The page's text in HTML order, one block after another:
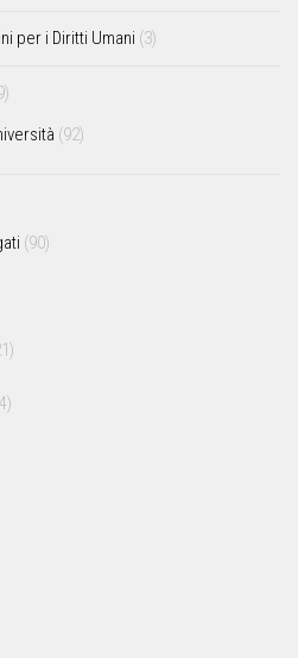
per i Diritti Umani (3)
(92)
(90)